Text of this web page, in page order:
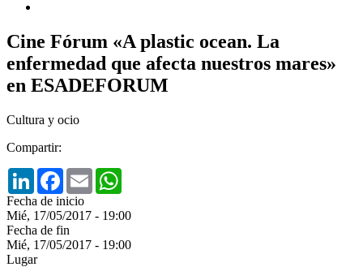
Cine Fórum «A plastic ocean. La
enfermedad que afecta nuestros mares»
en ESADEFORUM
Cultura y ocio
Compartir:
LinkedInFacebook
Email
Fecha de inicio
Mié, 17/05/2017 - 19:00
Fecha de fin
Mié, 17/05/2017 - 19:00
Lugar